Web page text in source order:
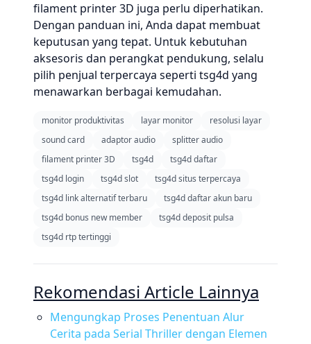
filament printer 3D juga perlu diperhatikan.
Dengan panduan ini, Anda dapat membuat
keputusan yang tepat. Untuk kebutuhan
aksesoris dan perangkat pendukung, selalu
pilih penjual terpercaya seperti tsg4d yang
menawarkan berbagai kemudahan.
monitor produktivitas layar monitor
resolusi layar
sound card
adaptor audio
splitter audio
filament printer 3D
tsg4d
tsg4d daftar
tsg4d login
tsg4d slot
tsg4d situs terpercaya
tsg4d link alternatif terbaru
tsg4d daftar akun baru
tsg4d bonus new member
tsg4d deposit pulsa
tsg4d rtp tertinggi
Rekomendasi Article Lainnya
Mengungkap Proses Penentuan Alur
Cerita pada Serial Thriller dengan Elemen